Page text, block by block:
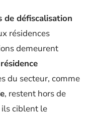
de défiscalisation
résidences
demeurent
résidence
du secteur, comme
, restent hors de
ils ciblent le